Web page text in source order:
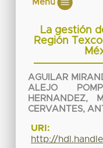
Menú
La gestión
Región
AGUILAR
ALEJO
HERNANDEZ,
CERVANTES,
URI:
http://